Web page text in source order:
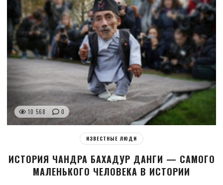
10 568 0
ИЗВЕСТНЫЕ ЛЮДИ
ИСТОРИЯ ЧАНДРА БАХАДУР ДАНГИ — САМОГО
МАЛЕНЬКОГО ЧЕЛОВЕКА В ИСТОРИИ